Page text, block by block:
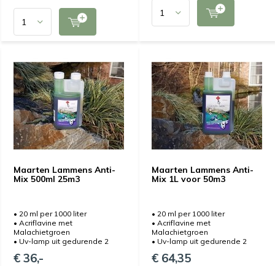
Maarten Lammens Anti-
Mix 500ml 25m3
• 20 ml per 1000 liter
• Acriflavine met
Malachietgroen
• Uv-lamp uit gedurende 2
€ 36,-
Maarten Lammens Anti-
Mix 1L voor 50m3
• 20 ml per 1000 liter
• Acriflavine met
Malachietgroen
• Uv-lamp uit gedurende 2
€ 64,35